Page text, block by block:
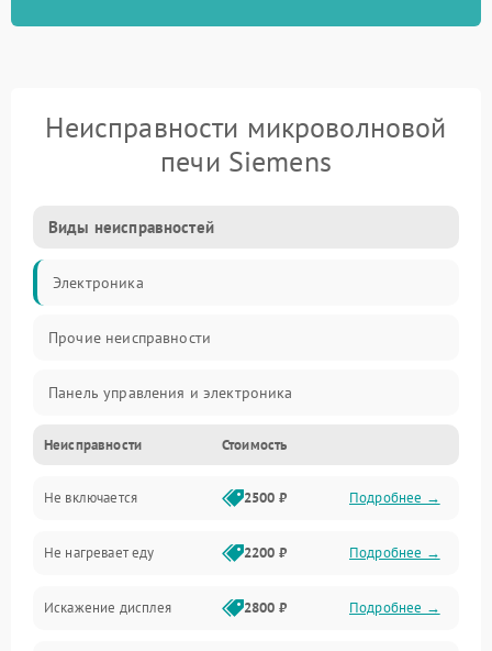
Неисправности микроволновой
печи Siemens
Виды неисправностей
Электроника
Прочие неисправности
Панель управления и электроника
Дверца и корпус
Механика и внутренние элементы
Механические повреждения
Питание и запуск
Неисправности Стоимость
Не включается 2500 ₽ Подробнее →
Не нагревает еду 2200 ₽ Подробнее →
Искажение дисплея 2800 ₽ Подробнее →